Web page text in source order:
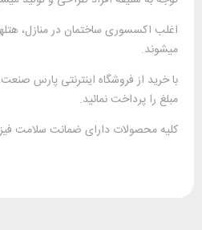
ساختمان در منازل، هتلها و رستوران
از فروشگاه اینترنتی پارس صنعت، پس از
نمائید.
دارای ضمانت سلامت فیزیکی